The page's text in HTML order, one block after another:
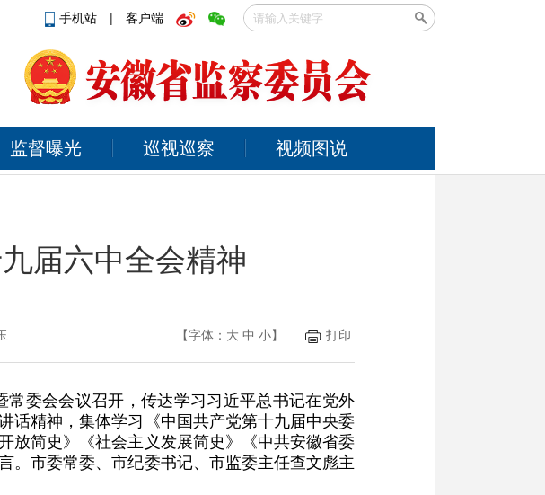
手机站 | 客户端
监督曝光 巡视巡察 视频图说
届六中全会精神
【字体： 大 中 小】 打印
委会会议召开，传达学习习近平总书记在党外
话精神，集体学习《中国共产党第十九届中央委
放简史》《社会主义发展简史》《中共安徽省委
。市委常委、市纪委书记、市监委主任查文彪主